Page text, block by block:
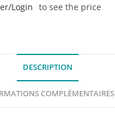
Login to see the price
DESCRIPTION
COMPLÉMENTAIRES